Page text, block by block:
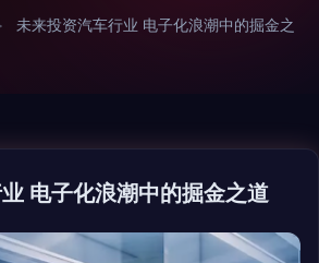
未来投资汽车行业 电子化浪潮中的掘金之
电子化浪潮中的掘金之道